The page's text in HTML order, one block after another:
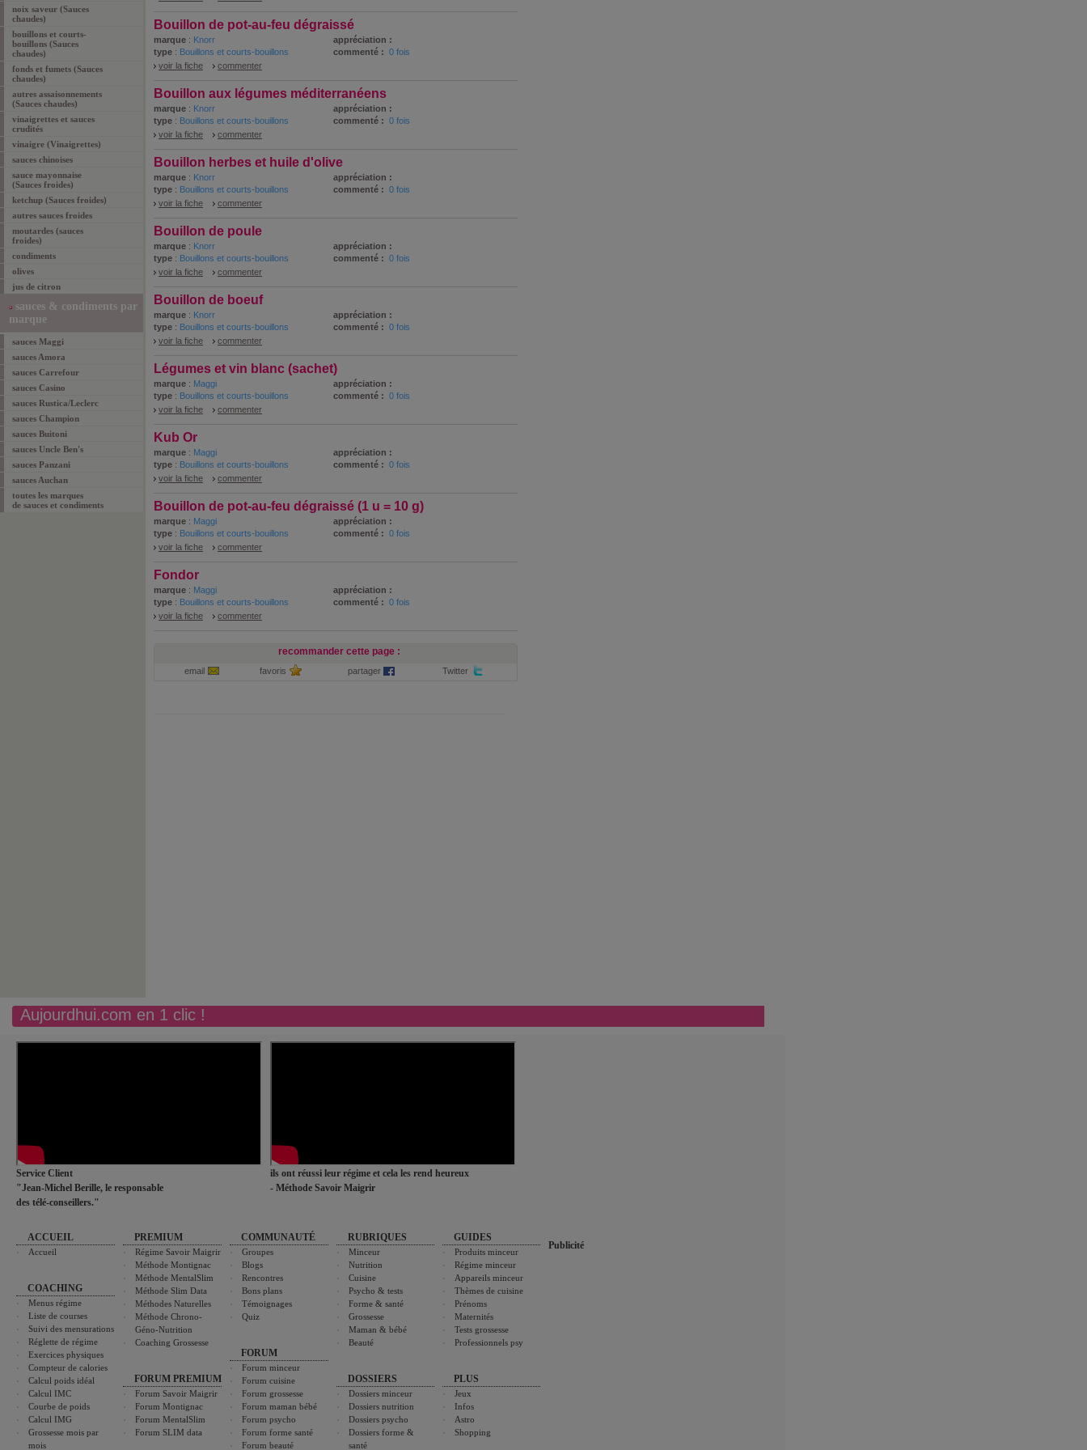
noix saveur (Sauces
chaudes)
bouillons et courts-
bouillons (Sauces
chaudes)
fonds et fumets (Sauces
chaudes)
autres assaisonnements
(Sauces chaudes)
vinaigrettes et sauces
crudités
vinaigre (Vinaigrettes)
sauces chinoises
sauce mayonnaise
(Sauces froides)
ketchup (Sauces froides)
autres sauces froides
moutardes (sauces
froides)
condiments
olives
jus de citron
sauces & condiments par
marque
sauces Maggi
sauces Amora
sauces Carrefour
sauces Casino
sauces Rustica/Leclerc
sauces Champion
sauces Buitoni
sauces Uncle Ben's
sauces Panzani
sauces Auchan
toutes les marques
de sauces et condiments
Bouillon de pot-au-feu dégraissé
marque : Knorr
appréciation :
type : Bouillons et courts-bouillons commenté : 0 fois
voir la fiche
commenter
Bouillon aux légumes méditerranéens
marque : Knorr
appréciation :
type : Bouillons et courts-bouillons commenté : 0 fois
voir la fiche
commenter
Bouillon herbes et huile d'olive
marque : Knorr
appréciation :
type : Bouillons et courts-bouillons commenté : 0 fois
voir la fiche
commenter
Bouillon de poule
marque : Knorr
appréciation :
type : Bouillons et courts-bouillons commenté : 0 fois
voir la fiche
commenter
Bouillon de boeuf
marque : Knorr
appréciation :
type : Bouillons et courts-bouillons commenté : 0 fois
voir la fiche
commenter
Légumes et vin blanc (sachet)
marque : Maggi
appréciation :
type : Bouillons et courts-bouillons commenté : 0 fois
voir la fiche
commenter
Kub Or
marque : Maggi
appréciation :
type : Bouillons et courts-bouillons commenté : 0 fois
voir la fiche
commenter
Bouillon de pot-au-feu dégraissé (1 u = 10 g)
marque : Maggi
appréciation :
type : Bouillons et courts-bouillons commenté : 0 fois
voir la fiche
commenter
Fondor
marque : Maggi
appréciation :
type : Bouillons et courts-bouillons commenté : 0 fois
voir la fiche
commenter
recommander cette page :
email favoris partager Twitter
Aujourdhui.com en 1 clic !
Service Client
"Jean-Michel Berille, le responsable
des télé-conseillers."
ils ont réussi leur régime et cela les rend heureux
- Méthode Savoir Maigrir
ACCUEIL
Accueil
COACHING
Menus régime
Liste de courses
Suivi des mensurations
Réglette de régime
Exercices physiques
Compteur de calories
Calcul poids idéal
Calcul IMC
Courbe de poids
Calcul IMG
Grossesse mois par
mois
PREMIUM
Régime Savoir Maigrir
Méthode Montignac
Méthode MentalSlim
Méthode Slim Data
Méthodes Naturelles
Méthode Chrono-
Géno-Nutrition
Coaching Grossesse
FORUM PREMIUM
Forum Savoir Maigrir
Forum Montignac
Forum MentalSlim
Forum SLIM data
COMMUNAUTÉ
Groupes
Blogs
Rencontres
Bons plans
Témoignages
Quiz
FORUM
Forum minceur
Forum cuisine
Forum grossesse
Forum maman bébé
Forum psycho
Forum forme santé
Forum beauté
RUBRIQUES
Minceur
Nutrition
Cuisine
Psycho & tests
Forme & santé
Grossesse
Maman & bébé
Beauté
DOSSIERS
Dossiers minceur
Dossiers nutrition
Dossiers psycho
Dossiers forme &
santé
GUIDES
Produits minceur
Régime minceur
Appareils minceur
Thèmes de cuisine
Prénoms
Maternités
Tests grossesse
Professionnels psy
PLUS
Jeux
Infos
Astro
Shopping
Publicité